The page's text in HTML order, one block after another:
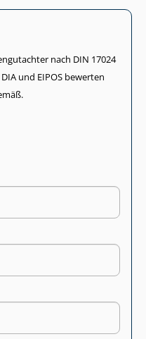
nach DIN 17024
und EIPOS bewerten